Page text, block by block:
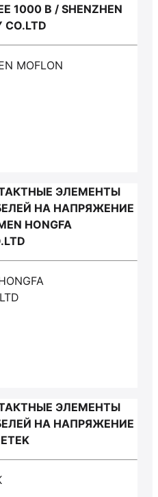
В / SHENZHEN
CO.LTD
MOFLON
ЭЛЕМЕНТЫ
НА НАПРЯЖЕНИЕ
HONGFA
ЭЛЕМЕНТЫ
НА НАПРЯЖЕНИЕ